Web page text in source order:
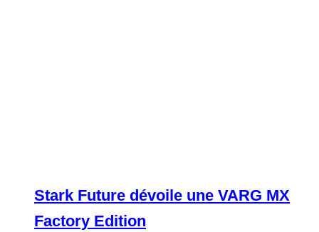
Stark Future dévoile une VARG MX
Factory Edition